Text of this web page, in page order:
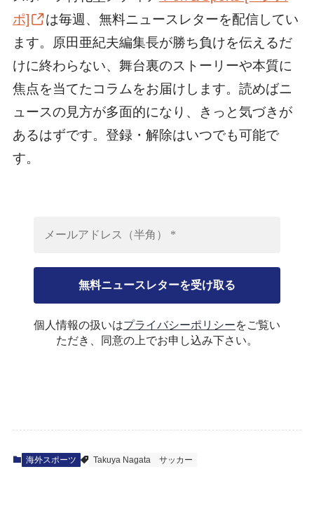
ポ]
は毎週、無料ニュースレターを配信してい
ます。原田亜紀夫編集長が勝ち負けを伝えるだ
けに終わらない、舞台裏のストーリーや本質に
焦点を当てたコラムをお届けします。読めばニ
ュースの見方が多面的になり、きっと気づきが
あるはずです。登録・解除はいつでも可能で
す。
個人情報の扱いはプライバシーポリシーをご覧い
ただき、同意の上でお申し込み下さい。
海外スポーツ Takuya Nagata サッカー